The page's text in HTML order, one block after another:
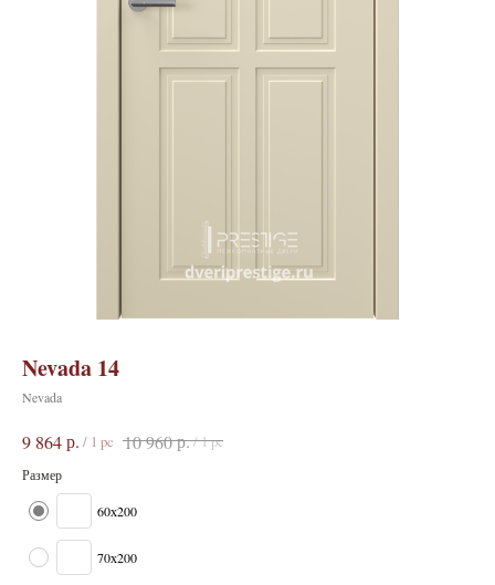
Nevada 14
Nevada
9 864р. / 1 pc 10 960р./1 pc
Размер
60х200
70х200